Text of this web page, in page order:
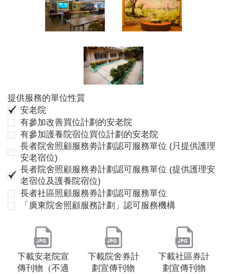
提供服務的單位性質
安老院
有參加改善買位計劃的安老院
有參加護養院宿位買位計劃的安老院
長者院舍照顧服務劵計劃認可服務單位 (只提供護理
安老宿位)
長者院舍照顧服務劵計劃認可服務單位 (提供護理安
老宿位及護養院宿位)
長者社區照顧服務券計劃認可服務單位
「廣東院舍照顧服務計劃」認可服務機構
下載安老院宣
傳刊物（不適
下載院舍券計
劃宣傳刊物
下載社區券計
劃宣傳刊物